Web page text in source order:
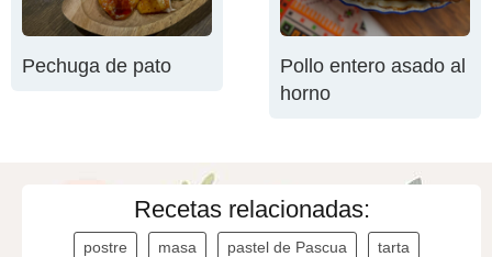
Pechuga de pato
Pollo entero asado al
horno
Recetas relacionadas:
postre masa pastel de Pascua tarta